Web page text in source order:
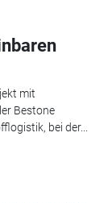
mit
Bestone
bei der...